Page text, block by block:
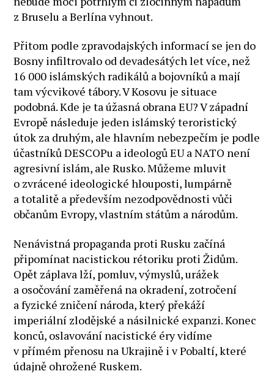
z Bruselu a Berlína vyhnout.
Přitom podle zpravodajských informací se jen do
Bosny infiltrovalo od devadesátých let více, než
16 000 islámských radikálů a bojovníků a mají
tam výcvikové tábory. V Kosovu je situace
podobná. Kde je ta úžasná obrana EU? V západní
Evropě následuje jeden islámský teroristický
útok za druhým, ale hlavním nebezpečím je podle
účastníků DESCOPu a ideologů EU a NATO není
agresivní islám, ale Rusko. Můžeme mluvit
o zvrácené ideologické hlouposti, lumpárně
a totalitě a především nezodpovědnosti vůči
občanům Evropy, vlastním státům a národům.
Nenávistná propaganda proti Rusku začíná
připomínat nacistickou rétoriku proti Židům.
Opět záplava lží, pomluv, výmyslů, urážek
a osočování zaměřená na okradení, zotročení
a fyzické zničení národa, který překáží
imperiální zlodějské a násilnické expanzi. Konec
konců, oslavování nacistické éry vidíme
v přímém přenosu na Ukrajině i v Pobaltí, které
údajně ohrožené Ruskem.